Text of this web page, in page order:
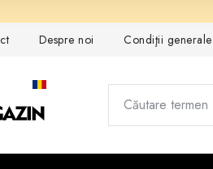
Despre noi Condiţii